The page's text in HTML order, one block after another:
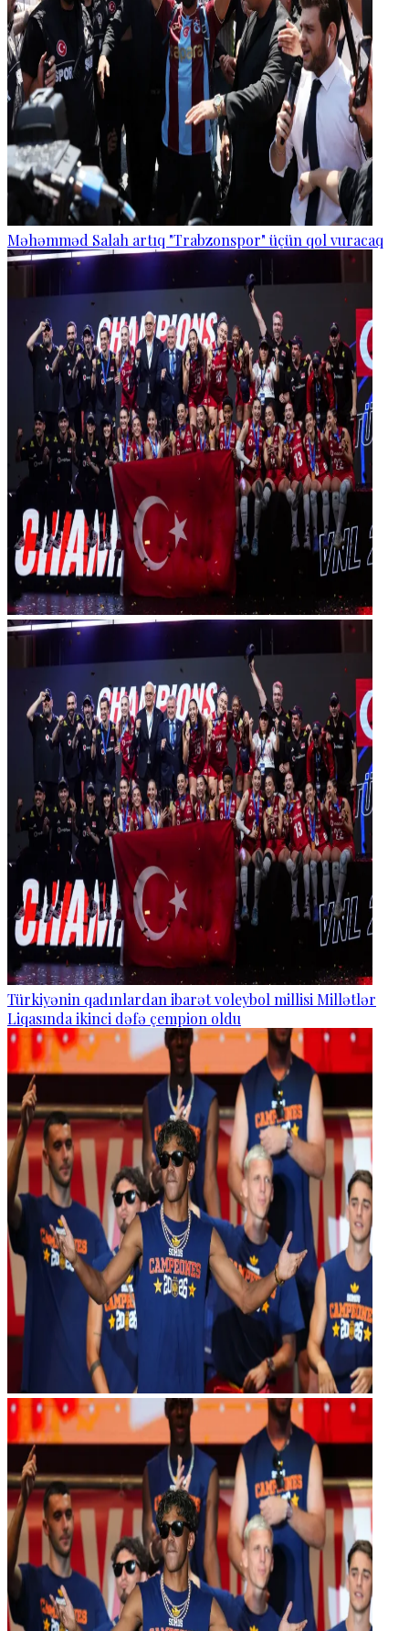
Məhəmməd Salah artıq "Trabzonspor" üçün qol vuracaq
Türkiyənin qadınlardan ibarət voleybol millisi Millətlər
Liqasında ikinci dəfə çempion oldu